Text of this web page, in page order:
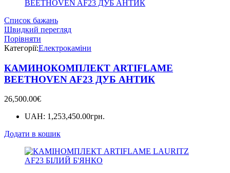
Список бажань
Швидкий перегляд
Порівняти
Категорії:Електрокаміни
КАМИНОКОМПЛЕКТ ARTIFLAME
BEETHOVEN AF23 ДУБ АНТИК
26,500.00€
UAH: 1,253,450.00грн.
Додати в кошик